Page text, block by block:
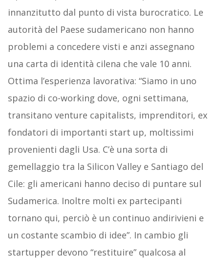
innanzitutto dal punto di vista burocratico. Le
autorità del Paese sudamericano non hanno
problemi a concedere visti e anzi assegnano
una carta di identità cilena che vale 10 anni.
Ottima l’esperienza lavorativa: “Siamo in uno
spazio di co-working dove, ogni settimana,
transitano venture capitalists, imprenditori, ex
fondatori di importanti start up, moltissimi
provenienti dagli Usa. C’è una sorta di
gemellaggio tra la Silicon Valley e Santiago del
Cile: gli americani hanno deciso di puntare sul
Sudamerica. Inoltre molti ex partecipanti
tornano qui, perciò è un continuo andirivieni e
un costante scambio di idee”. In cambio gli
startupper devono “restituire” qualcosa al